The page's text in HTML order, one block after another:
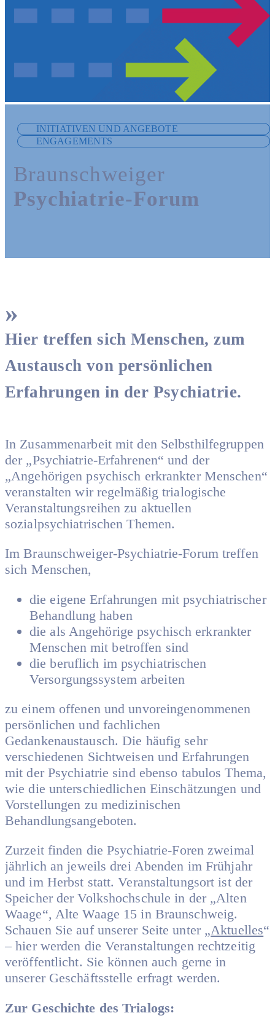
INITIATIVEN UND ANGEBOTE
ENGAGEMENTS
Braunschweiger
Psychiatrie-Forum
Hier treffen sich Menschen, zum
Austausch von persönlichen
Erfahrungen in der Psychiatrie.
In Zusammenarbeit mit den Selbsthilfegruppen
der „Psychiatrie-Erfahrenen“ und der
„Angehörigen psychisch erkrankter Menschen“
veranstalten wir regelmäßig trialogische
Veranstaltungsreihen zu aktuellen
sozialpsychiatrischen Themen.
Im Braunschweiger-Psychiatrie-Forum treffen
sich Menschen,
die eigene Erfahrungen mit psychiatrischer
Behandlung haben
die als Angehörige psychisch erkrankter
Menschen mit betroffen sind
die beruflich im psychiatrischen
Versorgungssystem arbeiten
zu einem offenen und unvoreingenommenen
persönlichen und fachlichen
Gedankenaustausch. Die häufig sehr
verschiedenen Sichtweisen und Erfahrungen
mit der Psychiatrie sind ebenso tabulos Thema,
wie die unterschiedlichen Einschätzungen und
Vorstellungen zu medizinischen
Behandlungsangeboten.
Zurzeit finden die Psychiatrie-Foren zweimal
jährlich an jeweils drei Abenden im Frühjahr
und im Herbst statt. Veranstaltungsort ist der
Speicher der Volkshochschule in der „Alten
Waage“, Alte Waage 15 in Braunschweig.
Schauen Sie auf unserer Seite unter „Aktuelles“
– hier werden die Veranstaltungen rechtzeitig
veröffentlicht. Sie können auch gerne in
unserer Geschäftsstelle erfragt werden.
Zur Geschichte des Trialogs: